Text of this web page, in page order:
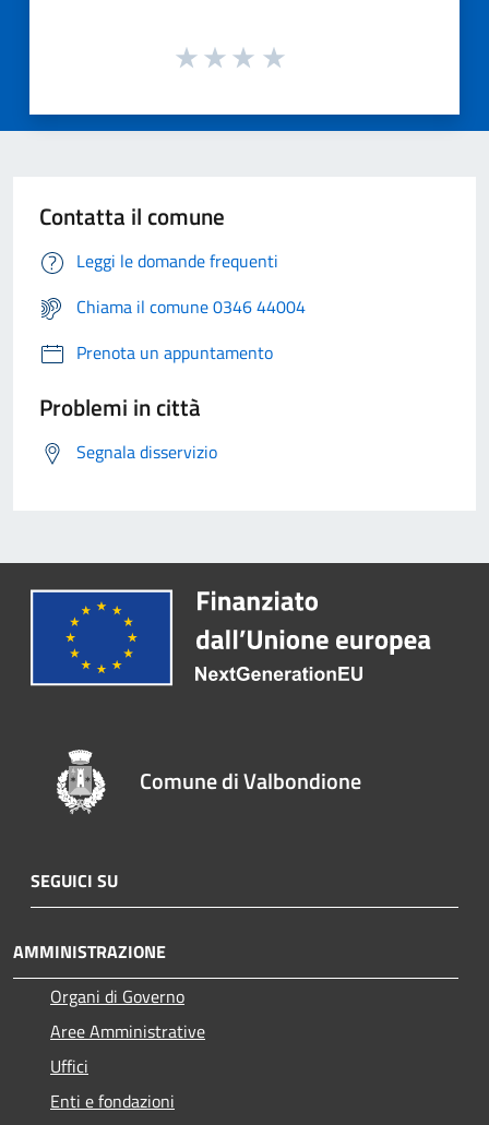
Contatta il comune
Leggi le domande frequenti
Chiama il comune 0346 44004
Prenota un appuntamento
Problemi in città
Segnala disservizio
Comune di Valbondione
SEGUICI SU
AMMINISTRAZIONE
Organi di Governo
Aree Amministrative
Uffici
Enti e fondazioni